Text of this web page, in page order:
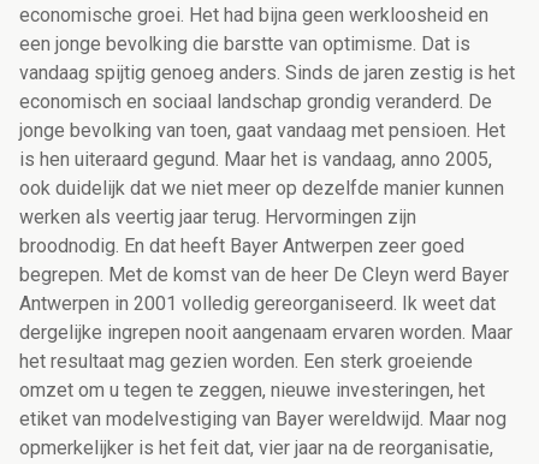
economische groei. Het had bijna geen werkloosheid en
een jonge bevolking die barstte van optimisme. Dat is
vandaag spijtig genoeg anders. Sinds de jaren zestig is het
economisch en sociaal landschap grondig veranderd. De
jonge bevolking van toen, gaat vandaag met pensioen. Het
is hen uiteraard gegund. Maar het is vandaag, anno 2005,
ook duidelijk dat we niet meer op dezelfde manier kunnen
werken als veertig jaar terug. Hervormingen zijn
broodnodig. En dat heeft Bayer Antwerpen zeer goed
begrepen. Met de komst van de heer De Cleyn werd Bayer
Antwerpen in 2001 volledig gereorganiseerd. Ik weet dat
dergelijke ingrepen nooit aangenaam ervaren worden. Maar
het resultaat mag gezien worden. Een sterk groeiende
omzet om u tegen te zeggen, nieuwe investeringen, het
etiket van modelvestiging van Bayer wereldwijd. Maar nog
opmerkelijker is het feit dat, vier jaar na de reorganisatie,